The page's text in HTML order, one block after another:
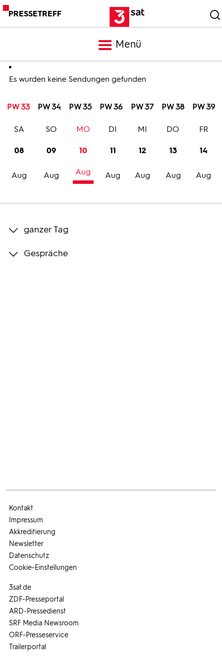
PRESSETREFF
Menü
Meldungen
Programm
Trailer
Bilder
Es wurden keine Sendungen gefunden
PW 33 PW 34 PW 35 PW 36 PW 37 PW 38 PW 39
08
Aug
SA
09
Aug
SO
10
Aug
MO
11
Aug
DI
12
Aug
MI
13
Aug
DO
14
Aug
FR
ganzer Tag
Gespräche
3sat.de
ZDF-Presseportal
ARD-Pressedienst
SRF Media Newsroom
ORF-Presseservice
Trailerportal
Kontakt
Impressum
Akkreditierung
Newsletter
Datenschutz
Cookie-Einstellungen